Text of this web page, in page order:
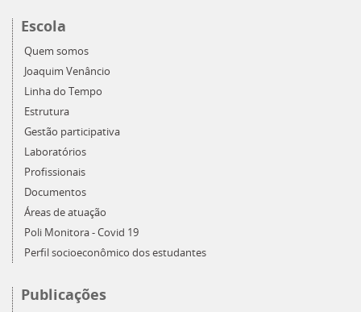
Escola
Quem somos
Joaquim Venâncio
Linha do Tempo
Estrutura
Gestão participativa
Laboratórios
Profissionais
Documentos
Áreas de atuação
Poli Monitora - Covid 19
Perfil socioeconômico dos estudantes
Publicações